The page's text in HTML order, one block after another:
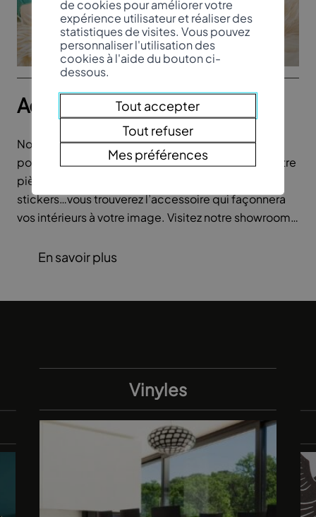
Accessoires
Nous vous proposons une palette d’accessoires
pour apporter la petite touche unique et cosy à votre
pièce. Tapis de milieu, coussins, plaids, bougie,
stickers…vous trouverez l’accessoire qui façonnera
vos intérieurs à votre image. Visitez notre showroom
En savoir plus
Vinyles
de cookies pour améliorer votre
expérience utilisateur et réaliser des
statistiques de visites. Vous pouvez
personnaliser l'utilisation des
cookies à l'aide du bouton ci-
dessous.
Tout accepter
Tout refuser
Mes préférences